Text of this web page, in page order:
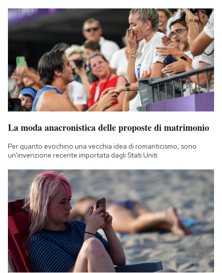
La moda anacronistica delle proposte di matrimonio
Per quanto evochino una vecchia idea di romanticismo, sono
un'invenzione recente importata dagli Stati Uniti